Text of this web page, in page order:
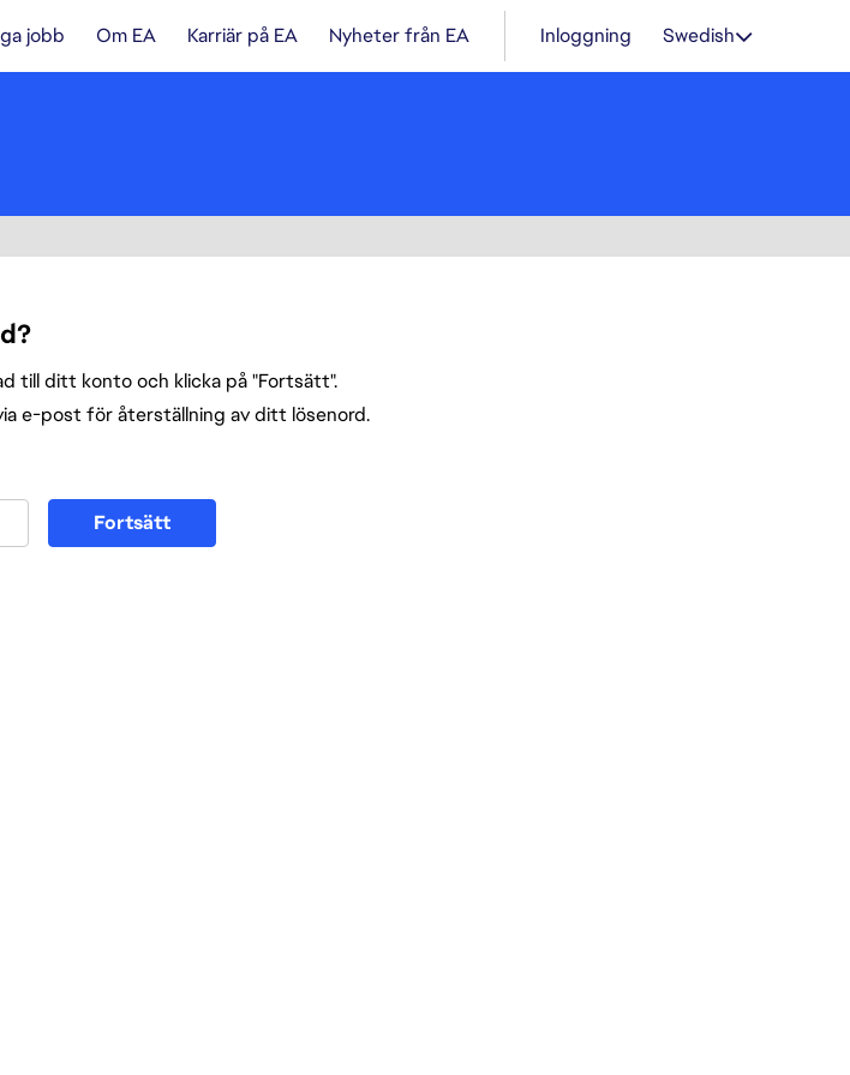
jobb Om EA Karriär på EA Nyheter från EA Inloggning Swedish
till ditt konto och klicka på "Fortsätt".
e-post för återställning av ditt lösenord.
Fortsätt